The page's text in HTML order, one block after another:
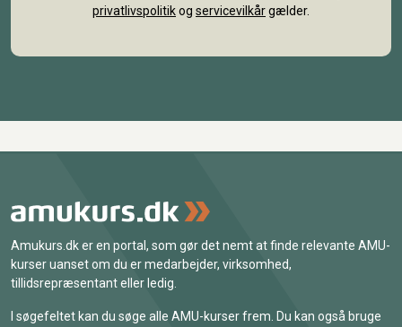
privatlivspolitikog servicevilkårgælder.
Amukurs.dk er en portal, som gør det nemt at finde relevante AMU-
kurser uanset om du er medarbejder, virksomhed,
tillidsrepræsentant eller ledig.
I søgefeltet kan du søge alle AMU-kurser frem. Du kan også bruge